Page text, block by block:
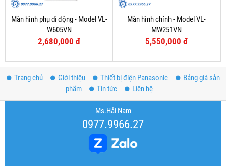
Màn hình phụ di động - Model VL-
W605VN
2,680,000 đ
Màn hình chính - Model VL-
MW251VN
5,550,000 đ
Trang chủ Giới thiệu Thiết bị điện Panasonic
Bảng giá sản
phẩm
Tin tức Liên hệ
Ms.Hải Nam
0977.9966.27